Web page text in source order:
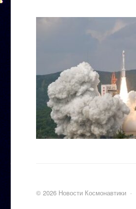
© 2026 Новости Космонавтики ·